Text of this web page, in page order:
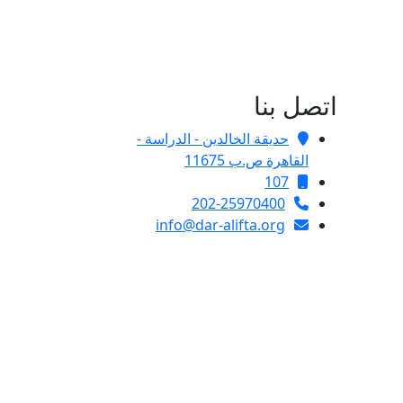
اتصل بنا
حديقة الخالدين - الدراسة -
القاهرة ص.ب 11675
107
202-25970400
info@dar-alifta.org